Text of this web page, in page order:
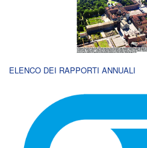
ELENCO DEI RAPPORTI ANNUALI